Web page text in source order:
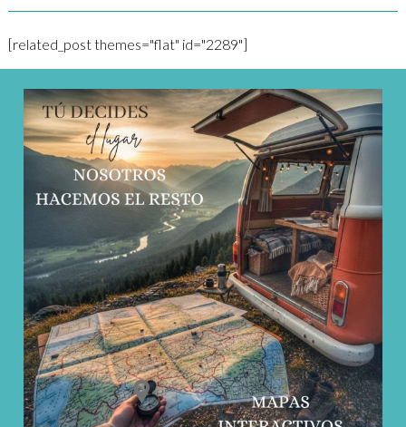
[related_post themes="flat" id="2289"]